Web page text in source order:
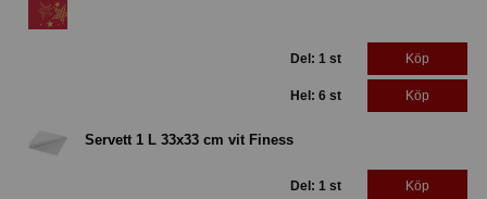
Del: 1 st Köp
Hel: 6 st Köp
Servett 1 L 33x33 cm vit Finess
Del: 1 st Köp